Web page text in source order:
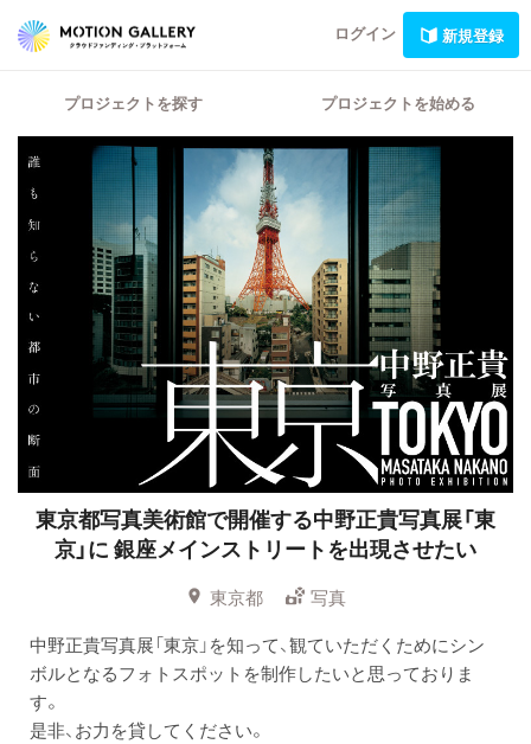
ログイン 新規登録
プロジェクトを探す プロジェクトを始める
東京都写真美術館で開催する中野正貴写真展「東
京」に銀座メインストリートを出現させたい
東京都
写真
中野正貴写真展「東京」を知って、観ていただくためにシン
ボルとなるフォトスポットを制作したいと思っておりま
す。
是非、お力を貸してください。